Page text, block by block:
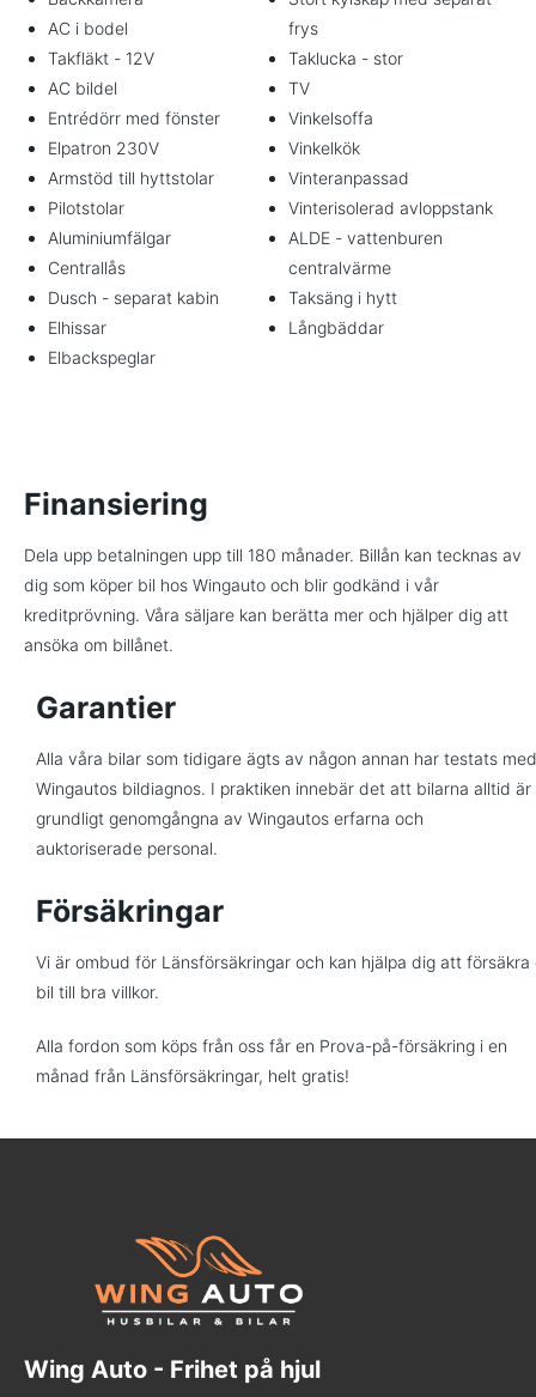
AC i bodel
Takfläkt - 12V
AC bildel
Entrédörr med fönster
Elpatron 230V
Armstöd till hyttstolar
Pilotstolar
Aluminiumfälgar
Centrallås
Dusch - separat kabin
Elhissar
Elbackspeglar
frys
Taklucka - stor
TV
Vinkelsoffa
Vinkelkök
Vinteranpassad
Vinterisolerad avloppstank
ALDE - vattenburen
centralvärme
Taksäng i hytt
Långbäddar
Finansiering
Dela upp betalningen upp till 180 månader. Billån kan tecknas av
dig som köper bil hos Wingauto och blir godkänd i vår
kreditprövning. Våra säljare kan berätta mer och hjälper dig att
ansöka om billånet.
Garantier
Alla våra bilar som tidigare ägts av någon annan har testats med
Wingautos bildiagnos. I praktiken innebär det att bilarna alltid är
grundligt genomgångna av Wingautos erfarna och
auktoriserade personal.
Försäkringar
Vi är ombud för Länsförsäkringar och kan hjälpa dig att försäkra
bil till bra villkor.
Alla fordon som köps från oss får en Prova-på-försäkring i en
månad från Länsförsäkringar, helt gratis!
Wing Auto - Frihet på hjul